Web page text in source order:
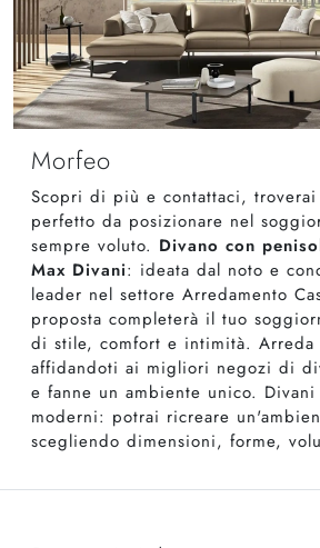
Morfeo
Scopri di più e contattaci,
perfetto da posizionare nel
sempre voluto. Divano con
Max Divani: ideata dal noto e
leader nel settore Arredamento
proposta completerà il tuo
di stile, comfort e intimità.
affidandoti ai migliori negozi di
e fanne un ambiente unico.
moderni: potrai ricreare
scegliendo dimensioni, forme,